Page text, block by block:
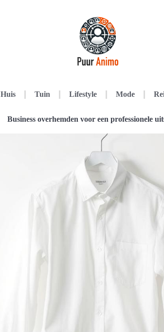
Huis Tuin Lifestyle Mode
Business overhemden voor een professionele